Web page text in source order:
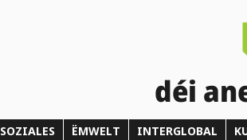
déi
SOZIALES ËMWELT INTERGLOBAL